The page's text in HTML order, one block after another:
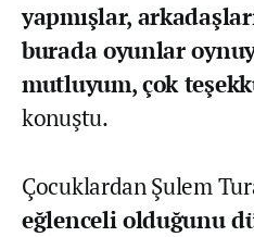
yapmışlar,
burada oyunlar
mutluyum, çok
konuştu.
Çocuklardan Şulem
eğlenceli olduğunu